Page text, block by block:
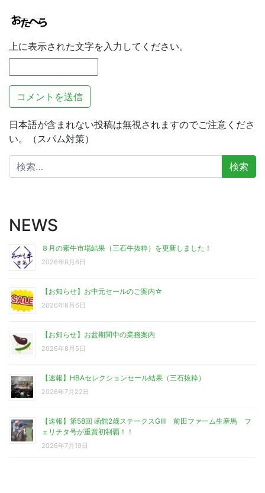
上に表示された文字を入力してください。
日本語が含まれない投稿は無視されますのでご注意くださ
い。（スパム対策）
検
索:
NEWS
８月の素牛市場結果（三石牛抜粋）を更新しました！
2026年8月6日
【お知らせ】お中元セールのご案内☆
2026年8月6日
【お知らせ】お盆期間中の業務案内
2026年8月5日
【速報】HBAセレクションセール結果（三石抜粋）
2026年7月22日
【速報】第58回 函館2歳ステークスGⅢ 前田ファーム生産馬 フ
ェリチタ号が重賞初制覇！！
2026年7月19日